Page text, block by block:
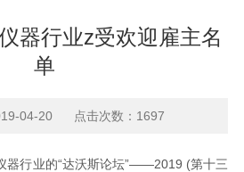
器行业z受欢迎雇主名
单
04-20 点击次数：1697
器行业的“达沃斯论坛”——2019 (第十三